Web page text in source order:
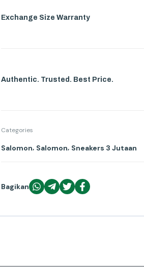
Exchange Size Warranty
Authentic. Trusted. Best Price.
Categories
Salomon, Salomon, Sneakers 3 Jutaan
Bagikan